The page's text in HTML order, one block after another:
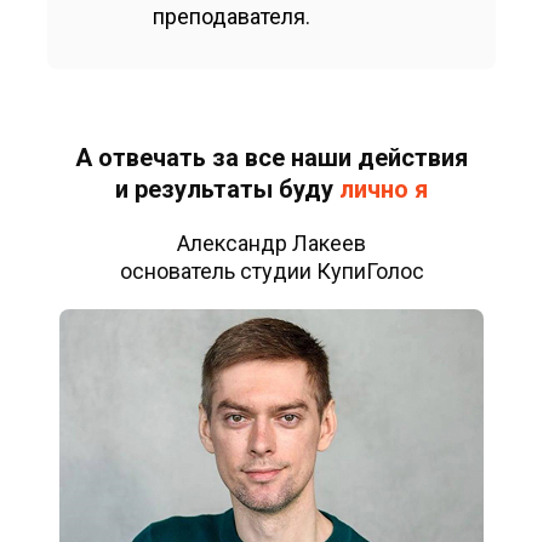
преподавателя.
А отвечать за все наши действия
и результаты буду лично я
Александр Лакеев
основатель студии КупиГолос